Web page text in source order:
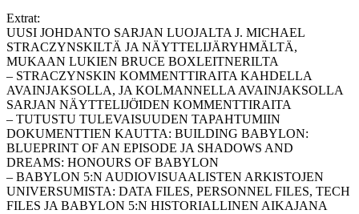
Extrat:
UUSI JOHDANTO SARJAN LUOJALTA J. MICHAEL
STRACZYNSKILTÄ JA NÄYTTELIJÄRYHMÄLTÄ,
MUKAAN LUKIEN BRUCE BOXLEITNERILTA
– STRACZYNSKIN KOMMENTTIRAITA KAHDELLA
AVAINJAKSOLLA, JA KOLMANNELLA AVAINJAKSOLLA
SARJAN NÄYTTELIJÖ̈IDEN KOMMENTTIRAITA
– TUTUSTU TULEVAISUUDEN TAPAHTUMIIN
DOKUMENTTIEN KAUTTA: BUILDING BABYLON:
BLUEPRINT OF AN EPISODE JA SHADOWS AND
DREAMS: HONOURS OF BABYLON
– BABYLON 5:N AUDIOVISUAALISTEN ARKISTOJEN
UNIVERSUMISTA: DATA FILES, PERSONNEL FILES, TECH
FILES JA BABYLON 5:N HISTORIALLINEN AIKAJANA